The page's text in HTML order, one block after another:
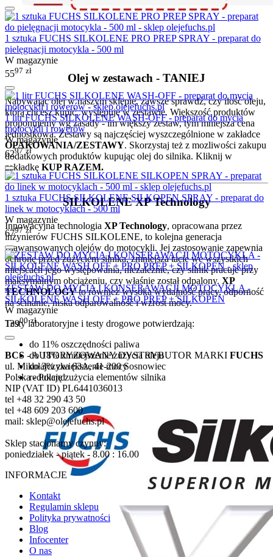
Olej w zestawach - TANIEJ
Nabywając olej w naszym sklepie, zawsze sprawdź, czy ilość oleju,
którą chcesz kupić, występuje w zestawie. Większość produktów
proponujemy wg zasady - im większy zestaw, tym mniejsza cena
jednostkowa. Zestawy są najczęściej wyszczególnione w zakładce
OPAKOWANIA/ZESTAWY. Skorzystaj też z mozliwości zakupu
dodatkowych produktów kupując olej do silnika. Kliknij w
zakładkę KUP RAZEM.
SILKOLENE XP Technology
Innowacyjna technologia XP Technology, opracowana przez
inżynierów FUCHS SILKOLENE, to kolejna generacja
zaawansowanych olejów do motocykli. Jej zastosowanie zapewnia
ochronę przed zużyciem silnika, zmniejsza tacie we wszystkich
miejscach jego występowania, niezależnie, czy silnik pracuje przy
maksymalnym obciążeniu, czy właśnie został odpalony. XP
TECHNOLOGYto również wysoka wydajność pracy, odporność
na ścinanie, niska odparowalność i wzrost mocy.
Testy laboratoryjne i testy drogowe potwierdzają:
do 11% oszczędności paliwa
do 18% zmniejszenie zużycia oleju
do 3% zwiększenie mocy
redukcję zużycia elementów silnika
1 sztuka FUCHS SILKOLENE PRO PREP SPRAY - preparat do
pielęgnacji motocykla - 500 ml
W magazynie
5597 zł
1 litr FUCHS SILKOLENE WASH-OFF - preparat do mycia
motocykli i rowerów
W magazynie
6297 zł
1 sztuka FUCHS SILKOLENE SILKOPEN SPRAY - preparat do
linek w motocyklach - 500 ml
W magazynie
6797 zł
ZESTAW DO MYCIA I KONSERAWACJI MOTOCYKLA -
SILKOLENE WASH OFF + PRO PREP + SILKOPEN
W magazynie
13900 zł
BCS - AUTORYZOWANY DYSTRYBUTOR MARKI FUCHS
ul. Mikołajczyka 63A, 41-200 Sosnowiec
Polska - Poland
NIP (VAT ID) PL6441036013
tel +48 32 290 43 50
tel +48 609 203 600
mail: sklep@olejefuchs.pl
Sklep stacjonarny czynny:
poniedziałek - piątek - 8.00 : 16.00
INFORMACJE
Kontakt
Regulamin sklepu
Polityka prywatności
Blog
Infocenter
O nas